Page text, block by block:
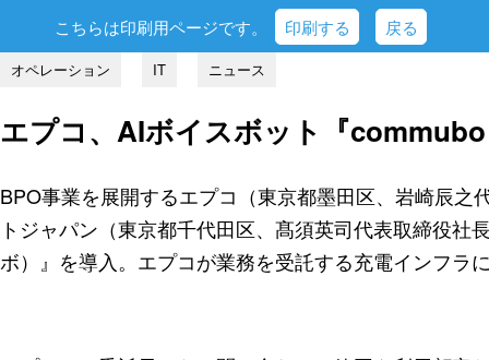
こちらは印刷用ページです。 印刷する 戻る
オペレーション IT ニュース
エプコ、AIボイスボット『
BPO事業を展開するエプコ（東京都墨田区、岩崎辰之
トジャパン（東京都千代田区、髙須英司代表取締役社
ボ）』を導入。エプコが業務を受託する充電インフラ